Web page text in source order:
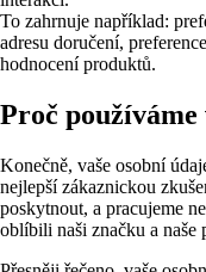
To zahrnuje například:
adresu doručení,
hodnocení produktů.
Proč používáme
Konečně, vaše osobní
nejlepší zákaznickou
poskytnout, a pracujeme
oblíbili naši značku a naše